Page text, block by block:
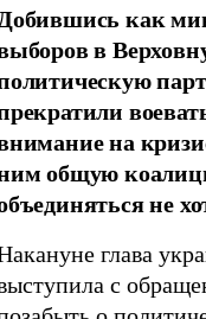
как
в
на
общую
не
глава
с